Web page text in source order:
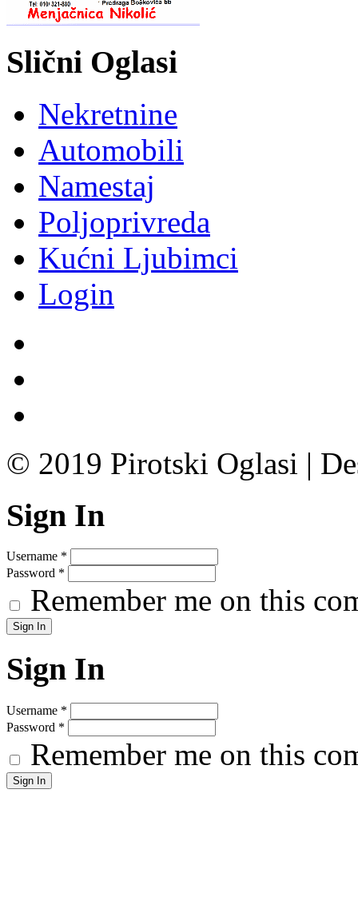
Slični Oglasi
Nekretnine
Automobili
Namestaj
Poljoprivreda
Kućni Ljubimci
Login
© 2019 Pirotski Oglasi |
Sign In
Username *
Password *
Remember me on this
Sign In
Username *
Password *
Remember me on this